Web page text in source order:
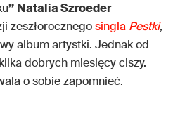
” Natalia Szroeder
zeszłorocznegosingla Pestki,
album artystki. Jednak od
dobrych miesięcy ciszy.
o sobie zapomnieć.